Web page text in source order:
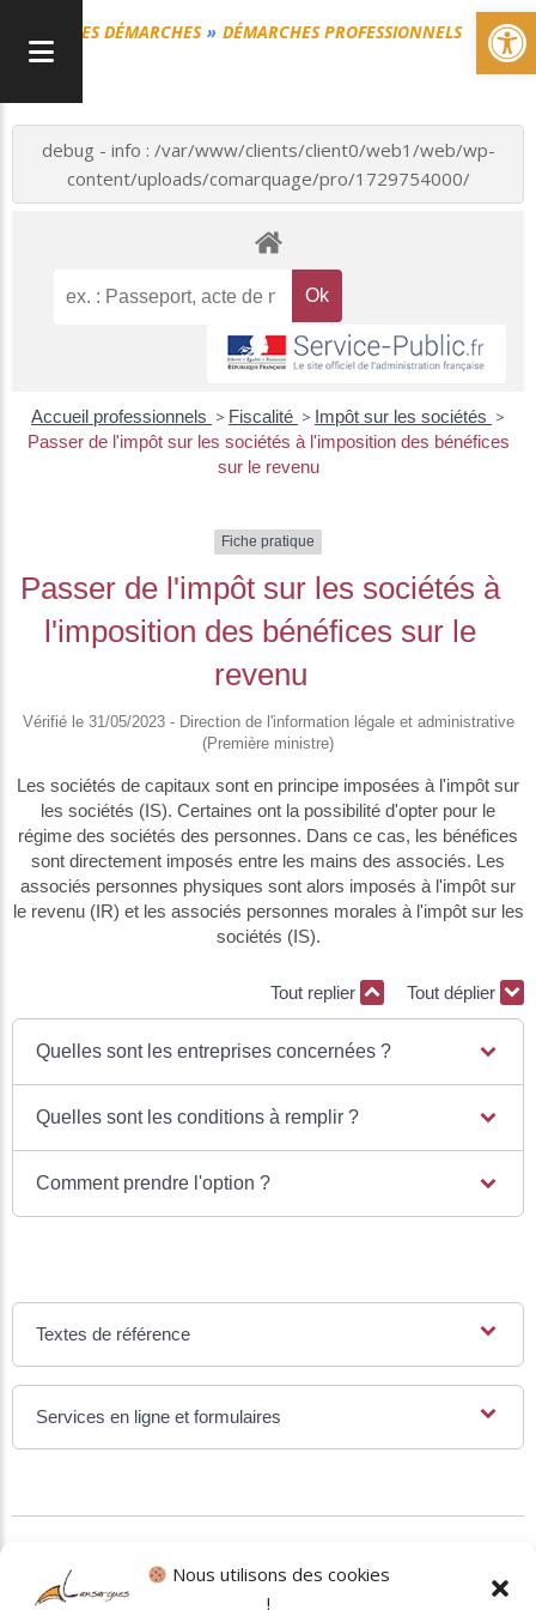
Nous utilisons des cookies
!
MES DÉMARCHES DÉMARCHES PROFESSIONNELS
debug - info : /var/www/clients/client0/web1/web/wp-
content/uploads/comarquage/pro/1729754000/
Accueil professionnels > Fiscalité > Impôt sur les sociétés >
Passer de l'impôt sur les sociétés à l'imposition des bénéfices
sur le revenu
Fiche pratique
Passer de l'impôt sur les sociétés à
l'imposition des bénéfices sur le
revenu
Vérifié le 31/05/2023 - Direction de l'information légale et administrative
(Première ministre)
Les sociétés de capitaux sont en principe imposées à l'impôt sur
les sociétés (IS). Certaines ont la possibilité d'opter pour le
régime des sociétés des personnes. Dans ce cas, les bénéfices
sont directement imposés entre les mains des associés. Les
associés personnes physiques sont alors imposés à l'impôt sur
le revenu (IR) et les associés personnes morales à l'impôt sur les
sociétés (IS).
Tout replier Tout déplier
Quelles sont les entreprises concernées ?
Quelles sont les conditions à remplir ?
Comment prendre l'option ?
Textes de référence
Services en ligne et formulaires